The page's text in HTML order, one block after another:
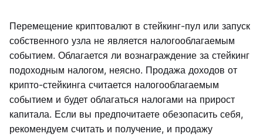
Перемещение криптовалют в стейкинг-пул или запуск
собственного узла не является налогооблагаемым
событием. Облагается ли вознаграждение за стейкинг
подоходным налогом, неясно. Продажа доходов от
крипто-стейкинга считается налогооблагаемым
событием и будет облагаться налогами на прирост
капитала. Если вы предпочитаете обезопасить себя,
рекомендуем считать и получение, и продажу